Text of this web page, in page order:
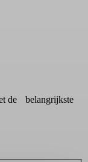
de belangrijkste